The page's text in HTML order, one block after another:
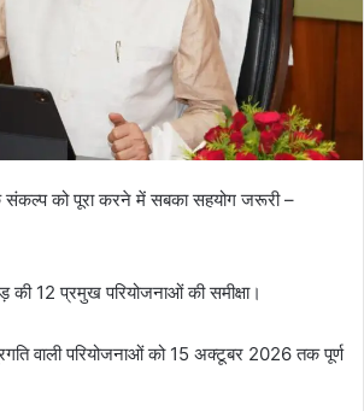
को पूरा करने में सबका सहयोग जरूरी –
12 प्रमुख परियोजनाओं की समीक्षा।
वाली परियोजनाओं को 15 अक्टूबर 2026 तक पूर्ण